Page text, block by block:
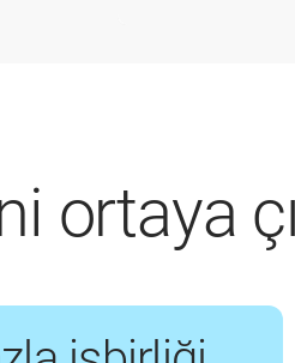
ortaya